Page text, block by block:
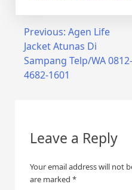
Post
navigation
Previous: Agen Life
Jacket Atunas Di
Sampang Telp/WA 0812-
4682-1601
Leave a Reply
Your email address will not
are marked *